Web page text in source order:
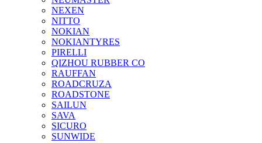
NEXEN
NITTO
NOKIAN
NOKIANTYRES
PIRELLI
QIZHOU RUBBER CO
RAUFFAN
ROADCRUZA
ROADSTONE
SAILUN
SAVA
SICURO
SUNWIDE